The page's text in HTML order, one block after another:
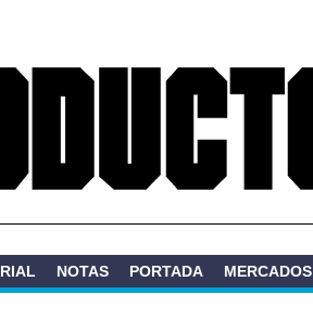
NOTAS PORTADA MERCADOS